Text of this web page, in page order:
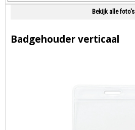
Bekijk alle foto's
Badgehouder verticaal